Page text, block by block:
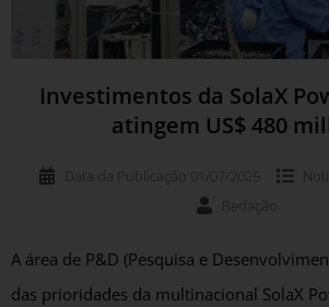
Investimentos da SolaX
atingem US$ 480
Data da Publicação 01/07/2025
Redação
A área de P&D (Pesquisa e
das prioridades da multinacional SolaX